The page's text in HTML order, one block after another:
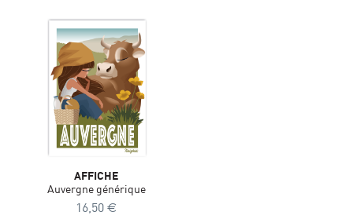
AFFICHE
Auvergne générique
16,50 €